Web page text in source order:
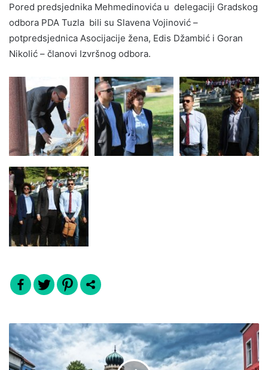
Pored predsjednika Mehmedinovića u delegaciji Gradskog
odbora PDA Tuzla bili su Slavena Vojinović –
potpredsjednica Asocijacije žena, Edis Džambić i Goran
Nikolić – članovi Izvršnog odbora.